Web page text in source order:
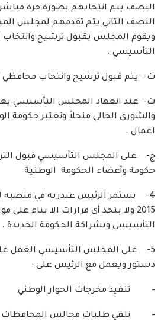
النصف يتم انتخابهم بصورة حرة
النصف الثاني يتم تقدمهم لمجلس
ويقوم المجلس بقبول ترشيح
التأسيسي .
ت‌- يتم قبول ترشيح وانتخاب محافظي
ث‌- عند انعقاد المجلس التأسيسي
والشورى الحالي منحلاً وتعتبر حكومة
اعمال .
ج‌- على المجلس التأسيسي قبول
حكومة وأعضاء الحكومة الوطنية
4- يستمر الرئيس عبدربه في منصبه
2015 ولا يتخذ أي قرارات الا بناء
التأسيسي وبشراكة الحكومة الجديدة .
5- على المجلس التأسيسي العمل
دستور ويعمل مع الرئيس على :
– تنفيذ مخرجات الحوار الوطني
– تلقي طلبات مجالس المحافظات